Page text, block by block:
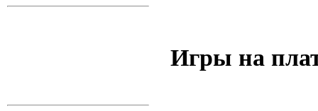
Игры на